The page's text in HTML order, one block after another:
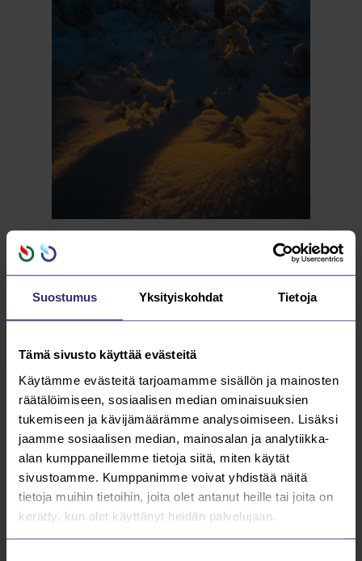
Suostumus Yksityiskohdat Tietoja
Tämä sivusto käyttää evästeitä
Käytämme evästeitä tarjoamamme sisällön ja mainosten
räätälöimiseen, sosiaalisen median ominaisuuksien
tukemiseen ja kävijämäärämme analysoimiseen. Lisäksi
jaamme sosiaalisen median, mainosalan ja analytiikka-
alan kumppaneillemme tietoja siitä, miten käytät
sivustoamme. Kumppanimme voivat yhdistää näitä
tietoja muihin tietoihin, joita olet antanut heille tai joita on
kerätty, kun olet käyttänyt heidän palvelujaan.
t. Saarijärven Vesihuolto Oy
AJANKOHTAISTA Lue kaikki
26.3.2026
Kutsu Saarijärven Vesihuollon
yhtiökokoukseen 2026